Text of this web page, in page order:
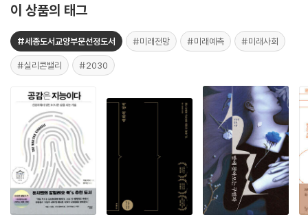
이 상품의 태그
#세종도서교양부문선정도서 #미래전망 #미래예측 #미래사회
#실리콘밸리 #2030